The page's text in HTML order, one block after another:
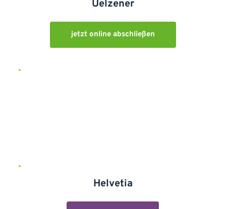
Uelzener
jetzt online abschließen
Helvetia